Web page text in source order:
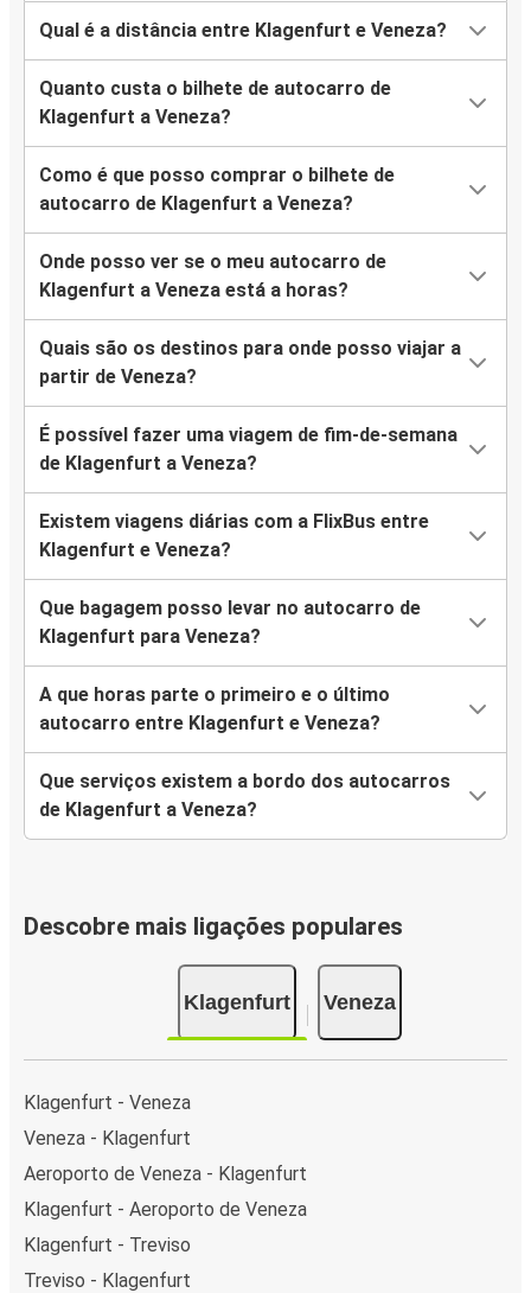
Qual é a distância entre Klagenfurt e Veneza?
Quanto custa o bilhete de autocarro de
Klagenfurt a Veneza?
Como é que posso comprar o bilhete de
autocarro de Klagenfurt a Veneza?
Onde posso ver se o meu autocarro de
Klagenfurt a Veneza está a horas?
Quais são os destinos para onde posso viajar a
partir de Veneza?
É possível fazer uma viagem de fim-de-semana
de Klagenfurt a Veneza?
Existem viagens diárias com a FlixBus entre
Klagenfurt e Veneza?
Que bagagem posso levar no autocarro de
Klagenfurt para Veneza?
A que horas parte o primeiro e o último
autocarro entre Klagenfurt e Veneza?
Que serviços existem a bordo dos autocarros
de Klagenfurt a Veneza?
Descobre mais ligações populares
Klagenfurt Veneza
Klagenfurt - Veneza
Veneza - Klagenfurt
Aeroporto de Veneza - Klagenfurt
Klagenfurt - Aeroporto de Veneza
Klagenfurt - Treviso
Treviso - Klagenfurt